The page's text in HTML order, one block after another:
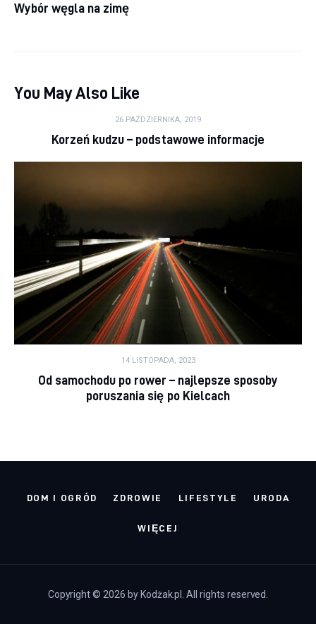
Wybór węgla na zimę
You May Also Like
26 PAŹDZIERNIKA, 2019
Korzeń kudzu – podstawowe informacje
14 LISTOPADA, 2023
Od samochodu po rower – najlepsze sposoby
poruszania się po Kielcach
DOM I OGRÓD ZDROWIE LIFESTYLE URODA
WIĘCEJ
Copyright © 2026 by Kodżak.pl. All rights reserved.